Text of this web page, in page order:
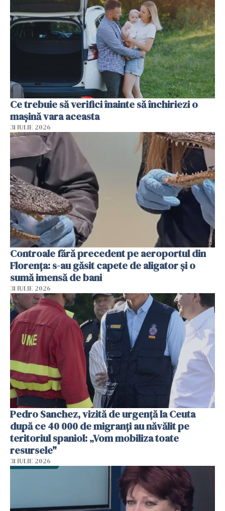
Ce trebuie să verifici înainte să închiriezi o
mașină vara aceasta
31 IULIE 2026
Controale fără precedent pe aeroportul din
Florența: s-au găsit capete de aligator și o
sumă imensă de bani
31 IULIE 2026
Pedro Sanchez, vizită de urgență la Ceuta
după ce 40 000 de migranți au năvălit pe
teritoriul spaniol: „Vom mobiliza toate
resursele"
31 IULIE 2026